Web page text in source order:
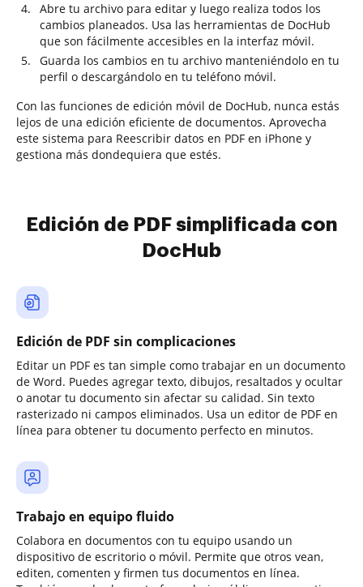
Abre tu archivo para editar y luego realiza todos los
cambios planeados. Usa las herramientas de DocHub
que son fácilmente accesibles en la interfaz móvil.
Guarda los cambios en tu archivo manteniéndolo en tu
perfil o descargándolo en tu teléfono móvil.
Con las funciones de edición móvil de DocHub, nunca estás
lejos de una edición eficiente de documentos. Aprovecha
este sistema para Reescribir datos en PDF en iPhone y
gestiona más dondequiera que estés.
Edición de PDF simplificada con
DocHub
Edición de PDF sin complicaciones
Editar un PDF es tan simple como trabajar en un documento
de Word. Puedes agregar texto, dibujos, resaltados y ocultar
o anotar tu documento sin afectar su calidad. Sin texto
rasterizado ni campos eliminados. Usa un editor de PDF en
línea para obtener tu documento perfecto en minutos.
Trabajo en equipo fluido
Colabora en documentos con tu equipo usando un
dispositivo de escritorio o móvil. Permite que otros vean,
editen, comenten y firmen tus documentos en línea.